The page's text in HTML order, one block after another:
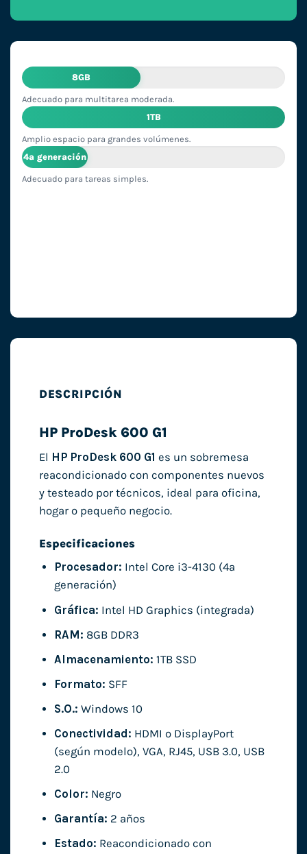
8GB
Adecuado para multitarea moderada.
1TB
Amplio espacio para grandes volúmenes.
4ª generación
Adecuado para tareas simples.
DESCRIPCIÓN
HP ProDesk 600 G1
El HP ProDesk 600 G1 es un sobremesa
reacondicionado con componentes nuevos
y testeado por técnicos, ideal para oficina,
hogar o pequeño negocio.
Especificaciones
Procesador: Intel Core i3-4130 (4ª
generación)
Gráfica: Intel HD Graphics (integrada)
RAM: 8GB DDR3
Almacenamiento: 1TB SSD
Formato: SFF
S.O.: Windows 10
Conectividad: HDMI o DisplayPort
(según modelo), VGA, RJ45, USB 3.0, USB
2.0
Color: Negro
Garantía: 2 años
Estado: Reacondicionado con